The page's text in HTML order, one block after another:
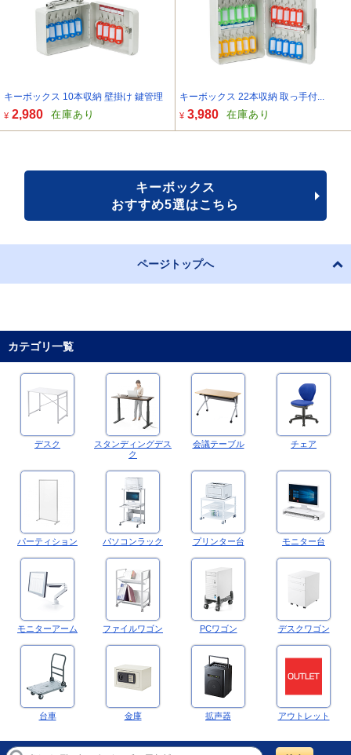
キーボックス 10本収納 壁掛け 鍵管理
¥ 2,980 在庫あり
キーボックス 22本収納 取っ手付...
¥ 3,980 在庫あり
キーボックス
おすすめ5選はこちら
ページトップへ
カテゴリ一覧
デスク
スタンディングデス
ク
会議テーブル チェア
パーティション パソコンラック プリンター台 モニター台
モニターアーム ファイルワゴン PCワゴン デスクワゴン
台車 金庫 拡声器 アウトレット